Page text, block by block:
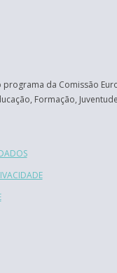
programa da Comissão
Formação,